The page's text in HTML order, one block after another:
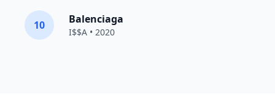
10 Balenciaga
I$$A • 2020